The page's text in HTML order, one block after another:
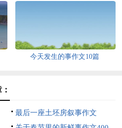
今天发生的事作文10篇
最后一座土坯房叙事作文